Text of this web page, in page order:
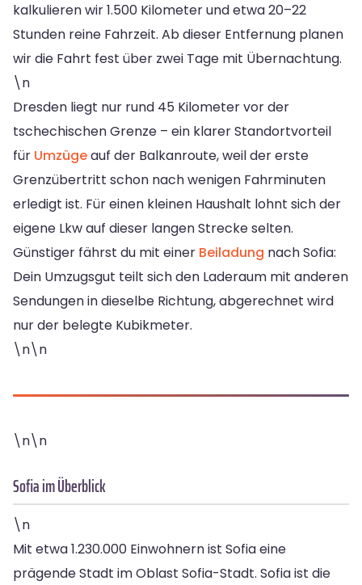
kalkulieren wir 1.500 Kilometer und etwa 20–22
Stunden reine Fahrzeit. Ab dieser Entfernung planen
wir die Fahrt fest über zwei Tage mit Übernachtung.
\n
Dresden liegt nur rund 45 Kilometer vor der
tschechischen Grenze – ein klarer Standortvorteil
für Umzügeauf der Balkanroute, weil der erste
Grenzübertritt schon nach wenigen Fahrminuten
erledigt ist. Für einen kleinen Haushalt lohnt sich der
eigene Lkw auf dieser langen Strecke selten.
Günstiger fährst du mit einer Beiladung nach Sofia:
Dein Umzugsgut teilt sich den Laderaum mit anderen
Sendungen in dieselbe Richtung, abgerechnet wird
nur der belegte Kubikmeter.
\n\n
\n\n
Sofia im Überblick
\n
Mit etwa 1.230.000 Einwohnern ist Sofia eine
prägende Stadt im Oblast Sofia-Stadt. Sofia ist die